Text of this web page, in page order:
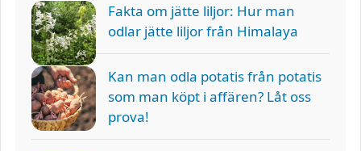
Fakta om jätte liljor: Hur man
odlar jätte liljor från Himalaya
Kan man odla potatis från potatis
som man köpt i affären? Låt oss
prova!